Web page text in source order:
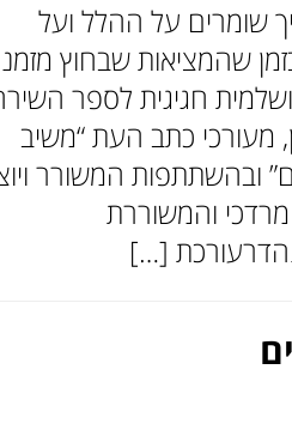
שומרים על ההלל ועל
שהמציאות שבחוץ
חגיגית לספר
מעורכי כתב העת “משיב
ובהשתתפות המשורר
והמשוררת
[…]